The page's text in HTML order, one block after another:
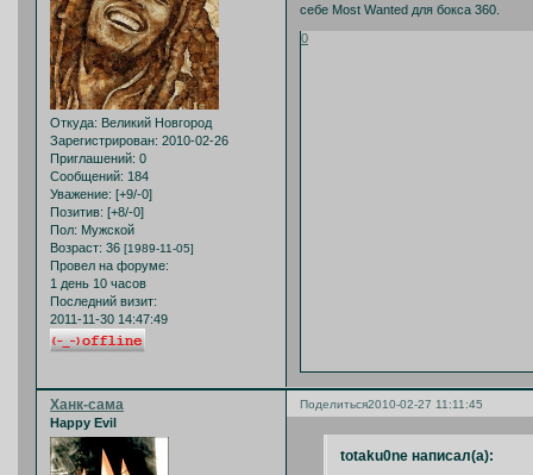
Откуда: Великий Новгород
Зарегистрирован: 2010-02-26
Приглашений: 0
Сообщений: 184
Уважение: [+9/-0]
Позитив: [+8/-0]
Пол: Мужской
Возраст: 36 [1989-11-05]
Провел на форуме:
1 день 10 часов
Последний визит:
2011-11-30 14:47:49
себе Most Wanted для бокса 360.
0
Поделиться2010-02-27 11:11:45
Ханк-сама
Happy Evil
totaku0ne написал(а):